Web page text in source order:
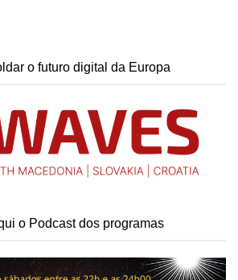
o futuro digital da Europa
o Podcast dos programas